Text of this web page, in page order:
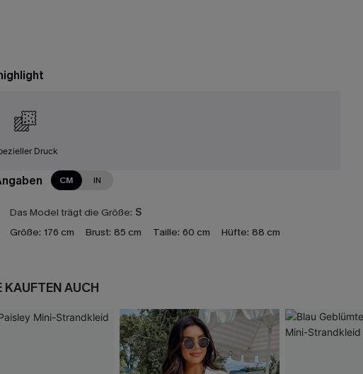
Druck
CM IN
Das Model trägt die Größe: S
Größe: 176 cm Brust: 85 cm Taille: 60 cm Hüfte: 88 cm
KAUFTEN AUCH